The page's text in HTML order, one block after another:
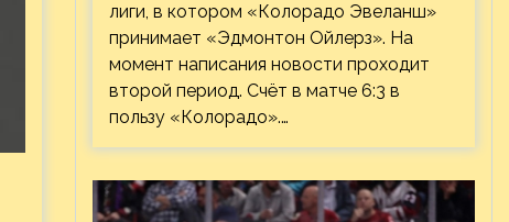
лиги, в котором «Колорадо Эвеланш»
принимает «Эдмонтон Ойлерз». На
момент написания новости проходит
второй период. Счёт в матче 6:3 в
пользу «Колорадо».…